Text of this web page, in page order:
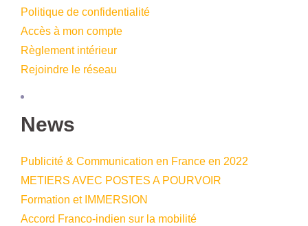
Politique de confidentialité
Accès à mon compte
Règlement intérieur
Rejoindre le réseau
News
Publicité & Communication en France en 2022
METIERS AVEC POSTES A POURVOIR
Formation et IMMERSION
Accord Franco-indien sur la mobilité